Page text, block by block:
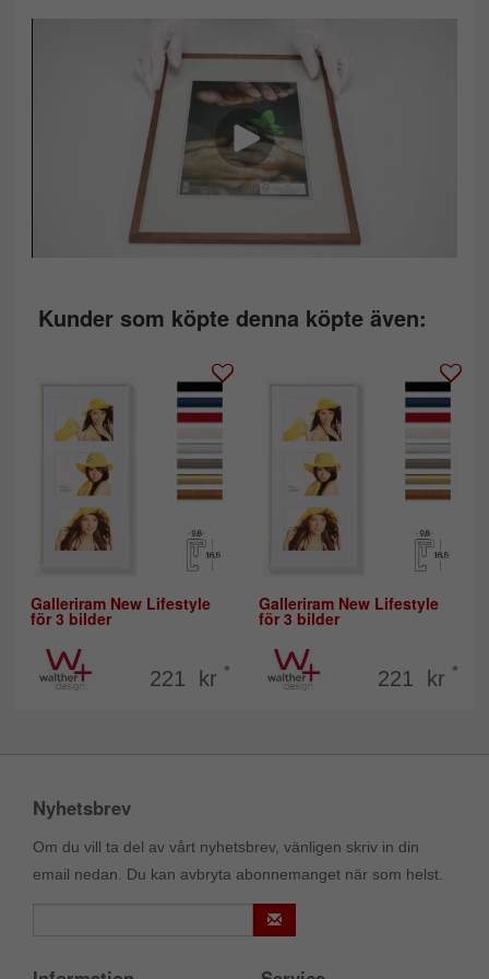
Kunder som köpte denna köpte även:
Galleriram New Lifestyle
för 3 bilder
221 kr *
Galleriram New Lifestyle
för 3 bilder
221 kr *
Nyhetsbrev
Om du vill ta del av vårt nyhetsbrev, vänligen skriv in din
email nedan. Du kan avbryta abonnemanget när som helst.